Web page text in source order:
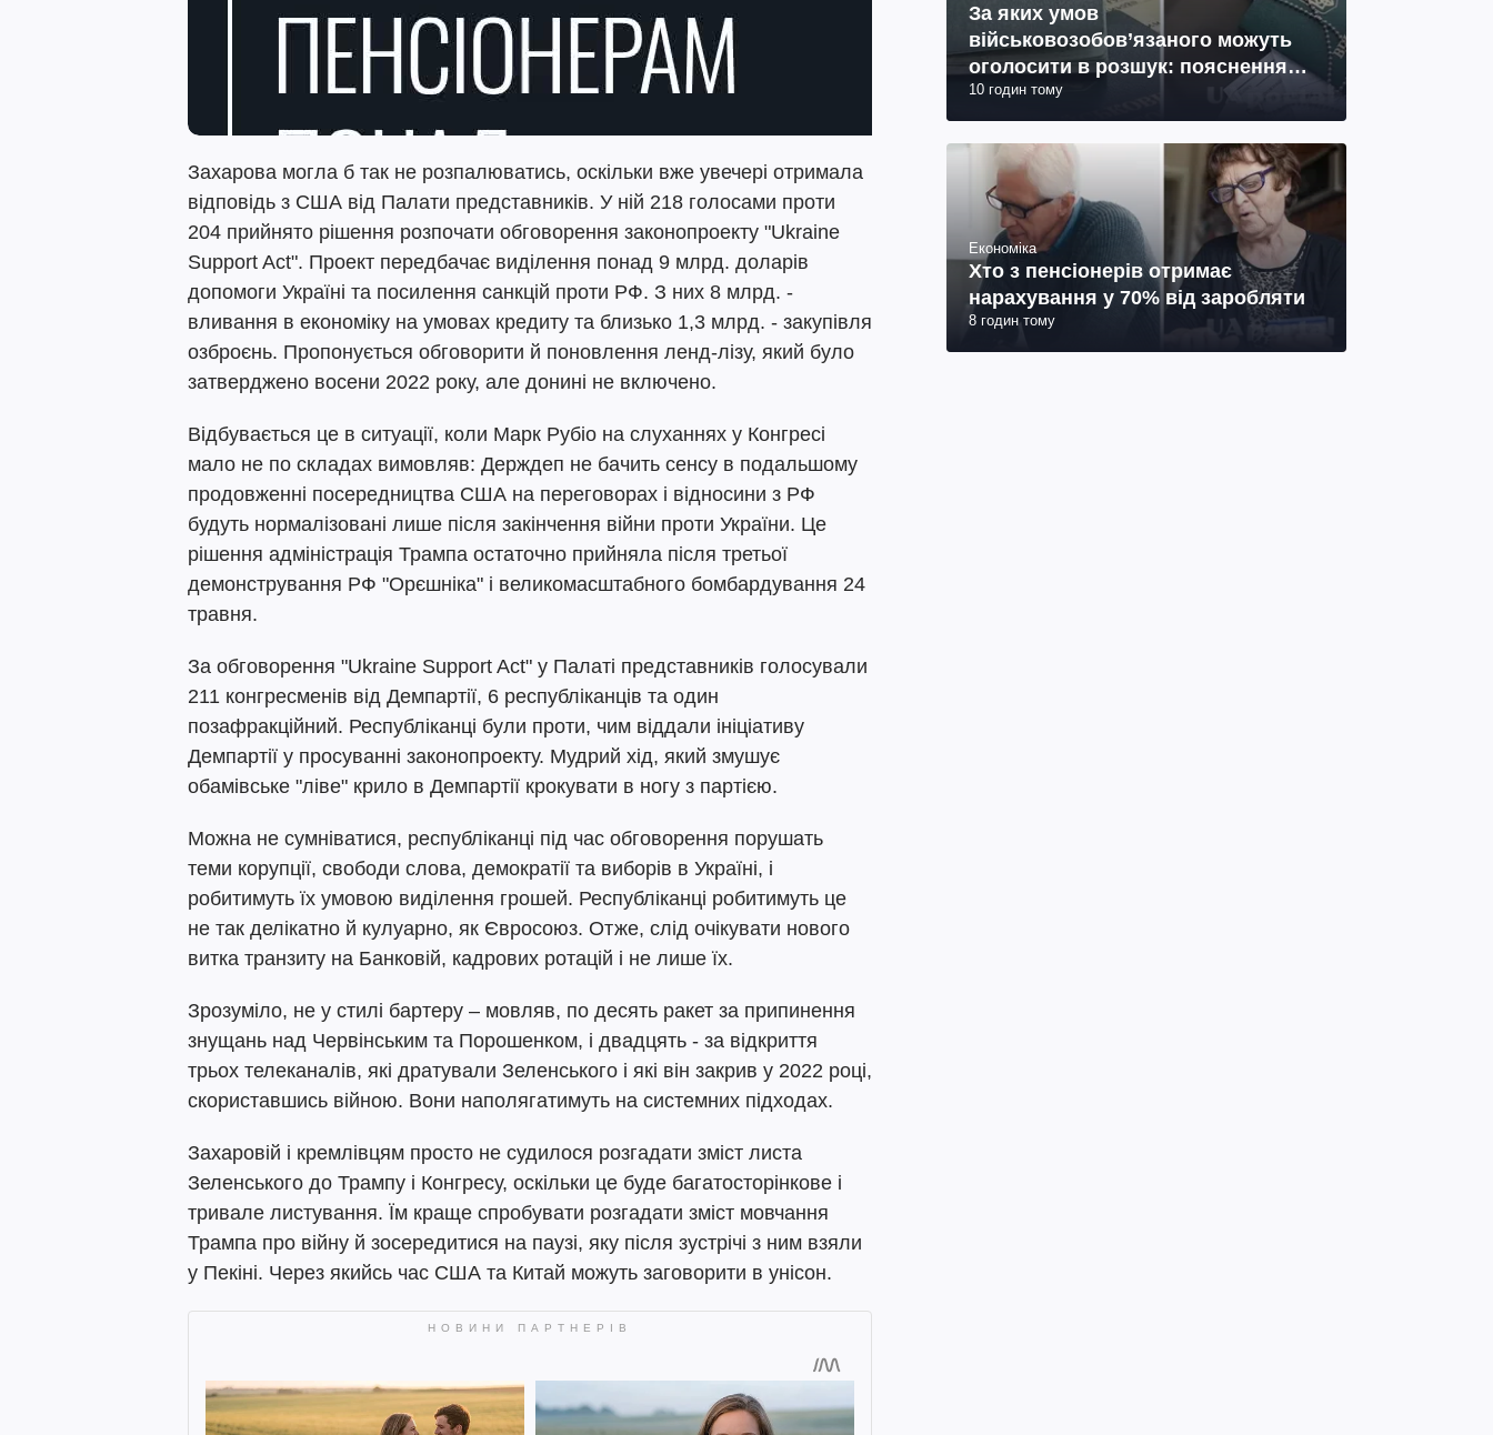
Захарова могла б так не розпалюватись, оскільки вже увечері отримала
відповідь з США від Палати представників. У ній 218 голосами проти
204 прийнято рішення розпочати обговорення законопроекту "Ukraine
Support Act". Проект передбачає виділення понад 9 млрд. доларів
допомоги Україні та посилення санкцій проти РФ. З них 8 млрд. -
вливання в економіку на умовах кредиту та близько 1,3 млрд. - закупівля
озброєнь. Пропонується обговорити й поновлення ленд-лізу, який було
затверджено восени 2022 року, але донині не включено.
Відбувається це в ситуації, коли Марк Рубіо на слуханнях у Конгресі
мало не по складах вимовляв: Держдеп не бачить сенсу в подальшому
продовженні посередництва США на переговорах і відносини з РФ
будуть нормалізовані лише після закінчення війни проти України. Це
рішення адміністрація Трампа остаточно прийняла після третьої
демонстрування РФ "Орєшніка" і великомасштабного бомбардування 24
травня.
За обговорення "Ukraine Support Act" у Палаті представників голосували
211 конгресменів від Демпартії, 6 республіканців та один
позафракційний. Республіканці були проти, чим віддали ініціативу
Демпартії у просуванні законопроекту. Мудрий хід, який змушує
обамівське "ліве" крило в Демпартії крокувати в ногу з партією.
Можна не сумніватися, республіканці під час обговорення порушать
теми корупції, свободи слова, демократії та виборів в Україні, і
робитимуть їх умовою виділення грошей. Республіканці робитимуть це
не так делікатно й кулуарно, як Євросоюз. Отже, слід очікувати нового
витка транзиту на Банковій, кадрових ротацій і не лише їх.
Зрозуміло, не у стилі бартеру – мовляв, по десять ракет за припинення
знущань над Червінським та Порошенком, і двадцять - за відкриття
трьох телеканалів, які дратували Зеленського і які він закрив у 2022 році,
скориставшись війною. Вони наполягатимуть на системних підходах.
Захаровій і кремлівцям просто не судилося розгадати зміст листа
Зеленського до Трампу і Конгресу, оскільки це буде багатосторінкове і
тривале листування. Їм краще спробувати розгадати зміст мовчання
Трампа про війну й зосередитися на паузі, яку після зустрічі з ним взяли
у Пекіні. Через якийсь час США та Китай можуть заговорити в унісон.
За яких умов
військовозобов’язаного можуть
оголосити в розшук: пояснення
юриста
10 годин тому
Економіка
Хто з пенсіонерів отримає
нарахування у 70% від заробляти
8 годин тому